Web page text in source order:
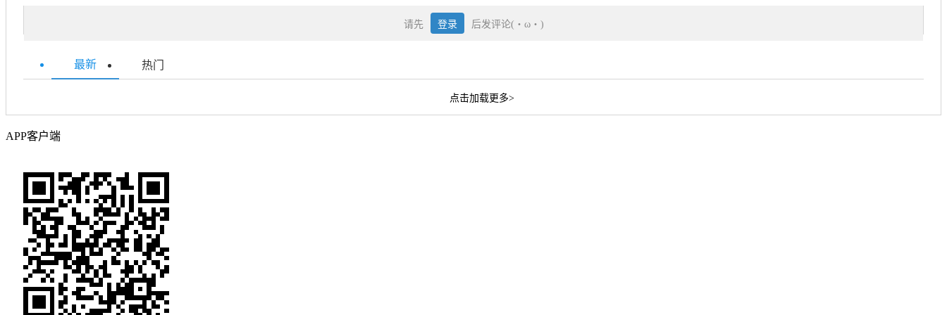
请先 登录 后发评论(・ω・)
最新 热门
点击加载更多>
APP客户端